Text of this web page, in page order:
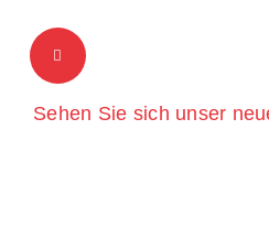
Sehen Sie sich unser